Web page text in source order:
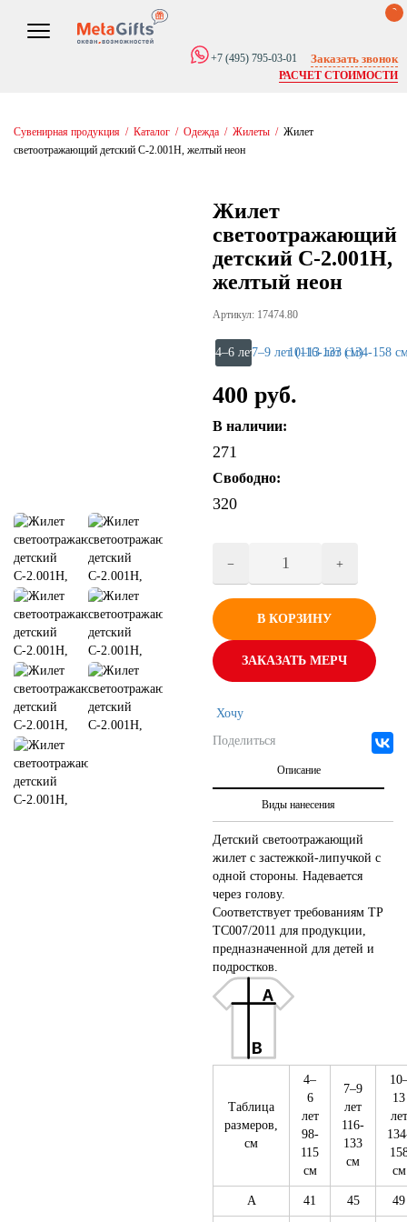
0
+7 (495) 795-03-01 Заказать звонок
РАСЧЕТ СТОИМОСТИ
Сувенирная продукция / Каталог / Одежда / Жилеты / Жилет
светоотражающий детский С-2.001Н, желтый неон
Жилет
светоотражающий
детский С-2.001Н,
желтый неон
Артикул: 17474.80
4–6 лет (98-115 см)
7–9 лет (116-133 см)
10–13 лет (134-158
400 руб.
В наличии:
271
Свободно:
320
В КОРЗИНУ
ЗАКАЗАТЬ МЕРЧ
Хочу
Поделиться
Описание
Виды нанесения
Детский светоотражающий
жилет с застежкой-липучкой с
одной стороны. Надевается
через голову.
Соответствует требованиям ТР
ТС007/2011 для продукции,
предназначенной для детей и
подростков.
Таблица
размеров,
см
4–
6
лет
98-
115
см
7–9
лет
116-
133
см
13
лет
см
A 41 45 49